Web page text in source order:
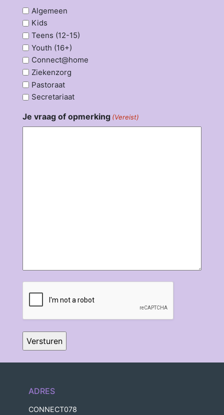
Algemeen
Kids
Teens (12-15)
Youth (16+)
Connect@home
Ziekenzorg
Pastoraat
Secretariaat
Je vraag of opmerking (Vereist)
ADRES
CONNECT078